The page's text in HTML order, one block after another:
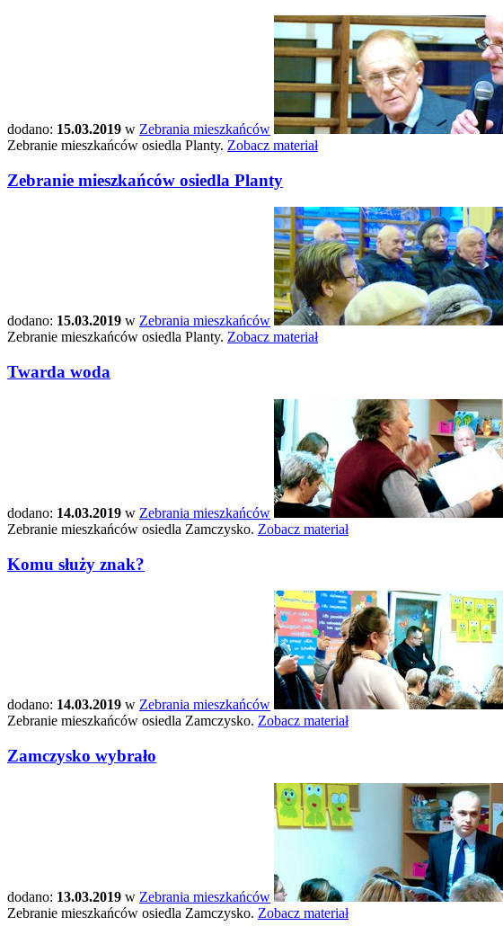
dodano: 15.03.2019 w Zebrania mieszkańców
Zebranie mieszkańców osiedla Planty. Zobacz materiał
Zebranie mieszkańców osiedla Planty
dodano: 15.03.2019 w Zebrania mieszkańców
Zebranie mieszkańców osiedla Planty. Zobacz materiał
Twarda woda
dodano: 14.03.2019 w Zebrania mieszkańców
Zebranie mieszkańców osiedla Zamczysko. Zobacz materiał
Komu służy znak?
dodano: 14.03.2019 w Zebrania mieszkańców
Zebranie mieszkańców osiedla Zamczysko. Zobacz materiał
Zamczysko wybrało
dodano: 13.03.2019 w Zebrania mieszkańców
Zebranie mieszkańców osiedla Zamczysko. Zobacz materiał